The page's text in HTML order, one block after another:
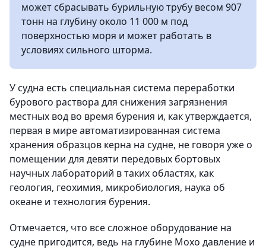
может сбрасывать бурильную трубу весом 907
тонн на глубину около 11 000 м под
поверхностью моря и может работать в
условиях сильного шторма.
У судна есть специальная система переработки
бурового раствора для снижения загрязнения
местных вод во время бурения и, как утверждается,
первая в мире автоматизированная система
хранения образцов керна на судне, не говоря уже о
помещении для девяти передовых бортовых
научных лабораторий в таких областях, как
геология, геохимия, микробиология, наука об
океане и технология бурения.
Отмечается, что все сложное оборудование на
судне пригодится, ведь на глубине Мохо давление и